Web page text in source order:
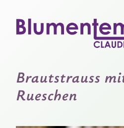
Inhalt
springen
Brautstrauss
Rueschen